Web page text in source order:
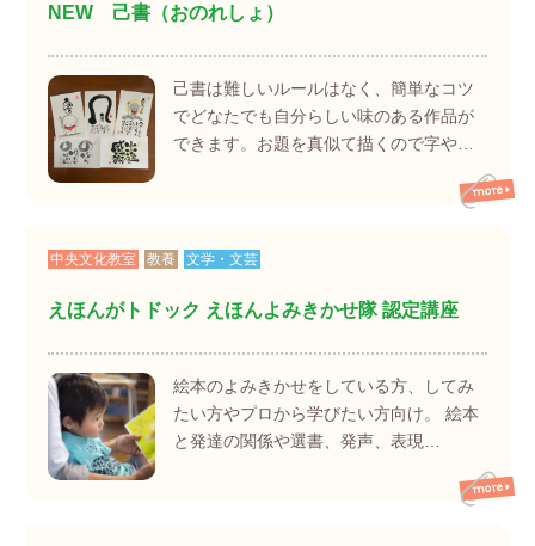
NEW 己書（おのれしょ）
己書は難しいルールはなく、簡単なコツ
でどなたでも自分らしい味のある作品が
できます。お題を真似て描くので字や…
中央文化教室 教養 文学・文芸
えほんがトドック えほんよみきかせ隊 認定講座
絵本のよみきかせをしている方、してみ
たい方やプロから学びたい方向け。 絵本
と発達の関係や選書、発声、表現…